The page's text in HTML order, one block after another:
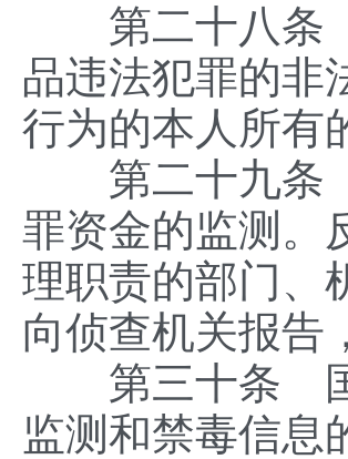
第二十八条
品违法犯罪的非
行为的本人所有
第二十九条
罪资金的监测。
理职责的部门、
向侦查机关报告
第三十条 国
监测和禁毒信息